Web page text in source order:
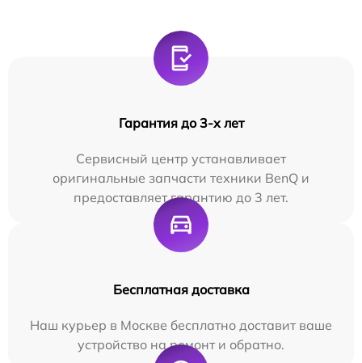
Гарантия до 3-х лет
Сервисный центр устанавливает
оригинальные запчасти техники BenQ и
предоставляет гарантию до 3 лет.
Бесплатная доставка
Наш курьер в Москве бесплатно доставит ваше
устройство на ремонт и обратно.